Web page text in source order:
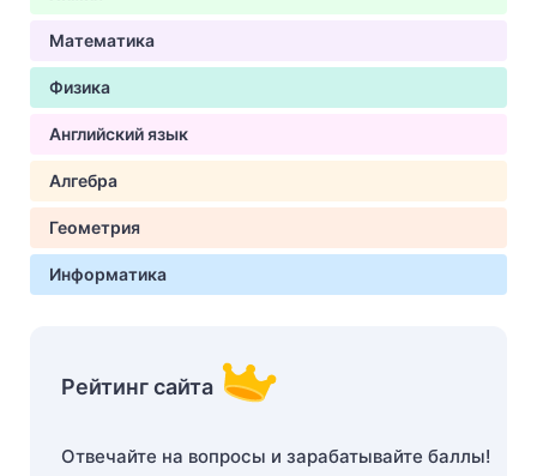
Математика
Физика
Английский язык
Алгебра
Геометрия
Информатика
Рейтинг сайта
Отвечайте на вопросы и зарабатывайте баллы!